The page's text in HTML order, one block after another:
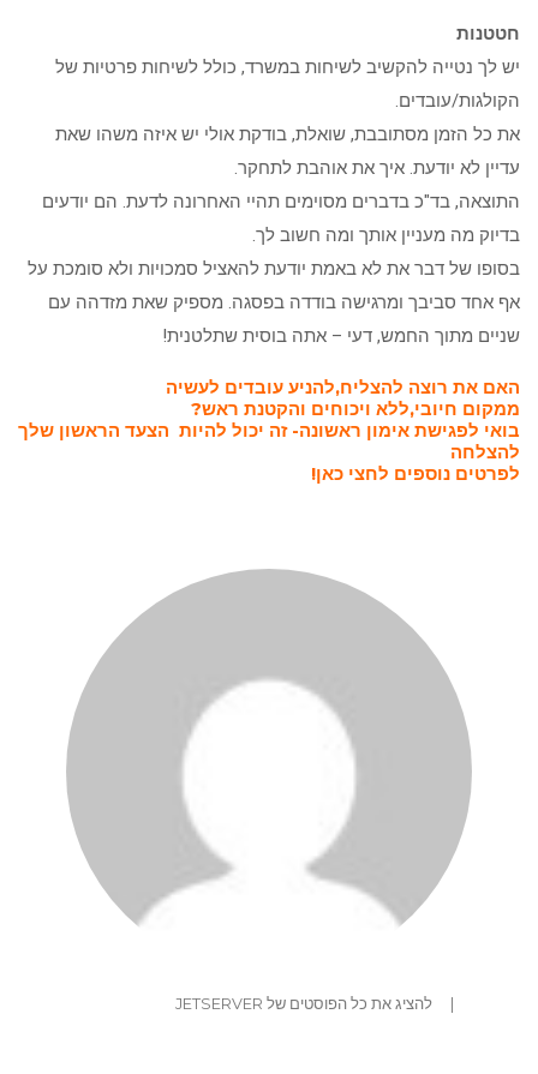
חטטנות
יש לך נטייה להקשיב לשיחות במשרד, כולל לשיחות פרטיות של
הקולגות/עובדים.
את כל הזמן מסתובבת, שואלת, בודקת אולי יש איזה משהו שאת
עדיין לא יודעת. איך את אוהבת לתחקר.
התוצאה, בד"כ בדברים מסוימים תהיי האחרונה לדעת. הם יודעים
בדיוק מה מעניין אותך ומה חשוב לך.
בסופו של דבר את לא באמת יודעת להאציל סמכויות ולא סומכת על
אף אחד סביבך ומרגישה בודדה בפסגה. מספיק שאת מזדהה עם
שניים מתוך החמש, דעי – אתה בוסית שתלטנית!
האם את רוצה להצליח,להניע עובדים לעשיה
ממקום חיובי,ללא ויכוחים והקטנת ראש?
בואי לפגישת אימון ראשונה- זה יכול להיות הצעד הראשון שלך
להצלחה
לפרטים נוספים לחצי כאן!
להציג את כל הפוסטים של JETSERVER